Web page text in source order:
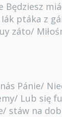
Będziesz
ptáka z
záto/
Pánie/
Lub się
stáw na